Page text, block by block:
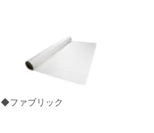
◆ファブリック